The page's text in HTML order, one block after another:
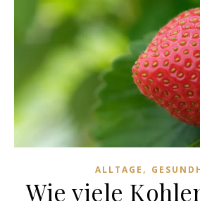
ALLTAGE ,
Wie viele